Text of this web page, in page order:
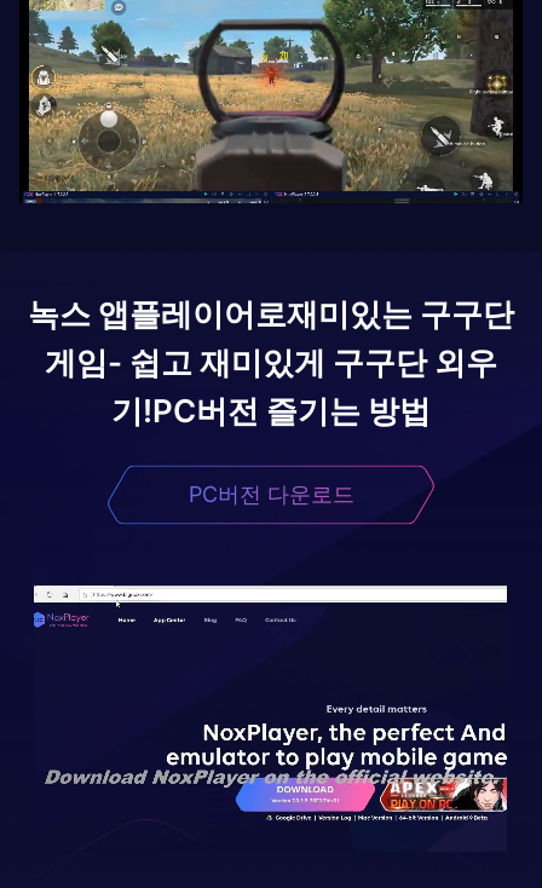
녹스 앱플레이어로재미있는 구구단
게임- 쉽고 재미있게 구구단 외우
기!PC버전 즐기는 방법
PC버전 다운로드